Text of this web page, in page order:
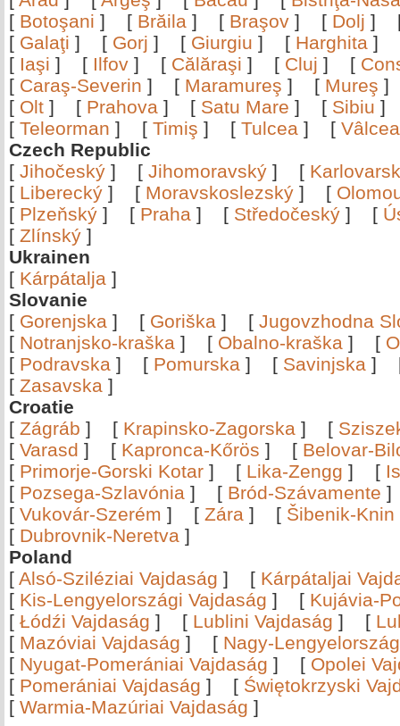
[ Botoşani ] [ Brăila ] [ Braşov ] [ Dolj ]
[ Galaţi ] [ Gorj ] [ Giurgiu ] [ Harghita ]
[ Iaşi ] [ Ilfov ] [ Călăraşi ] [ Cluj ] [
[ Caraş-Severin ] [ Maramureş ] [ Mureş
[ Olt ] [ Prahova ] [ Satu Mare ] [ Sibiu
[ Teleorman ] [ Timiş ] [ Tulcea ] [
Czech Republic
[ Jihočeský ] [ Jihomoravský ] [
[ Liberecký ] [ Moravskoslezský ] [
[ Plzeňský ] [ Praha ] [ Středočeský ] [
[ Zlínský ]
Ukrainen
[ Kárpátalja ]
Slovanie
[ Gorenjska ] [ Goriška ] [ Jugovzhodna
[ Notranjsko-kraška ] [ Obalno-kraška ] [
[ Podravska ] [ Pomurska ] [ Savinjska ]
[ Zasavska ]
Croatie
[ Zágráb ] [ Krapinsko-Zagorska ] [
[ Varasd ] [ Kapronca-Kőrös ] [ Belovar-
[ Primorje-Gorski Kotar ] [ Lika-Zengg ] [
[ Pozsega-Szlavónia ] [ Bród-Szávamente
[ Vukovár-Szerém ] [ Zára ] [ Šibenik-Knin
[ Dubrovnik-Neretva ]
Poland
[ Alsó-Sziléziai Vajdaság ] [ Kárpátaljai
[ Kis-Lengyelországi Vajdaság ] [ Kujávia-
[ Łódźi Vajdaság ] [ Lublini Vajdaság ] [
[ Mazóviai Vajdaság ] [ Nagy-
[ Nyugat-Pomerániai Vajdaság ] [ Opolei
[ Pomerániai Vajdaság ] [ Świętokrzyski
[ Warmia-Mazúriai Vajdaság ]